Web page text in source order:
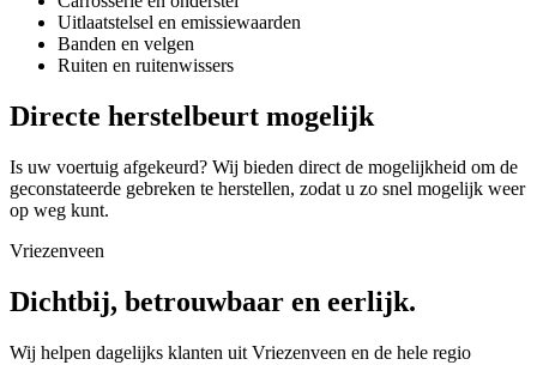
Uitlaatstelsel en emissiewaarden
Banden en velgen
Ruiten en ruitenwissers
Directe herstelbeurt mogelijk
Is uw voertuig afgekeurd? Wij bieden direct de mogelijkheid om de
geconstateerde gebreken te herstellen, zodat u zo snel mogelijk weer
op weg kunt.
Vriezenveen
Dichtbij, betrouwbaar en eerlijk.
Wij helpen dagelijks klanten uit Vriezenveen en de hele regio